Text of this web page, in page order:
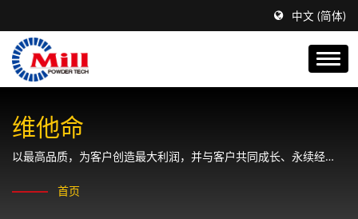
中文 (简体)
维他命
以最高品质，为客户创造最大利润，并与客户共同成长、永续经
首页